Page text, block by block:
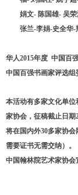
娟文- 陈国雄- 吴
张兰-李娟-史全华-
华人2015年度 中国百
中国百强书画家评选组
本活动有多家文化单
家协会，征稿截止日
将在国内外30多家协
需要证书无需交纳）。
中国翰林院艺术家协会